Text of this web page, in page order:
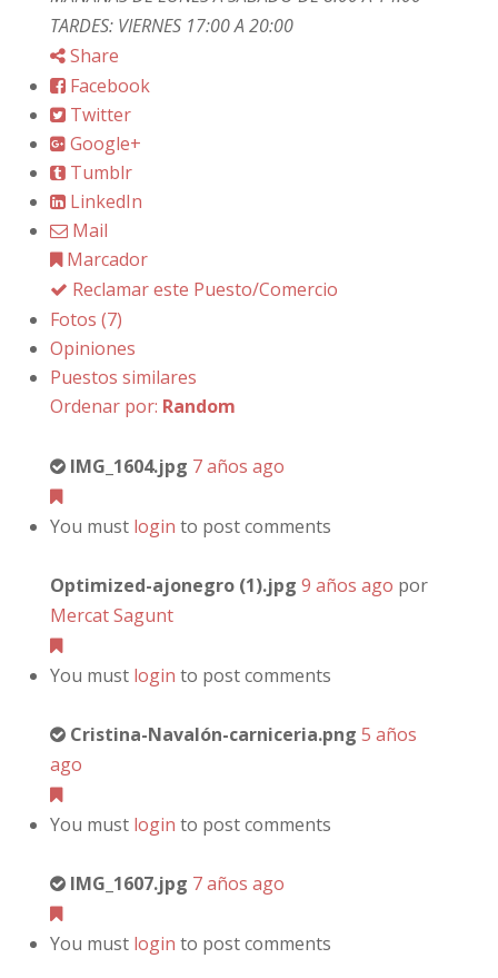
TARDES: VIERNES 17:00 A 20:00
Share
Facebook
Twitter
Google+
Tumblr
LinkedIn
Mail
Marcador
Reclamar este Puesto/Comercio
Fotos (7)
Opiniones
Puestos similares
Ordenar por: Random
IMG_1604.jpg 7 años ago
You must login to post comments
Optimized-ajonegro (1).jpg 9 años ago por
Mercat Sagunt
You must login to post comments
Cristina-Navalón-carniceria.png 5 años
ago
You must login to post comments
IMG_1607.jpg 7 años ago
You must login to post comments